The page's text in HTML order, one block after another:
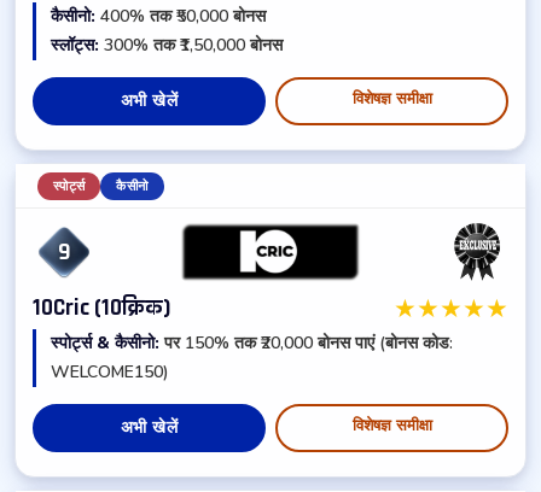
कैसीनो: 400% तक ₹50,000 बोनस
स्लॉट्स: 300% तक ₹1,50,000 बोनस
अभी खेलें विशेषज्ञ समीक्षा
स्पोर्ट्स कैसीनो
9
10Cric (10क्रिक) ★★★★★
स्पोर्ट्स & कैसीनो: पर 150% तक ₹20,000 बोनस पाएं (बोनस कोड:
WELCOME150)
अभी खेलें विशेषज्ञ समीक्षा